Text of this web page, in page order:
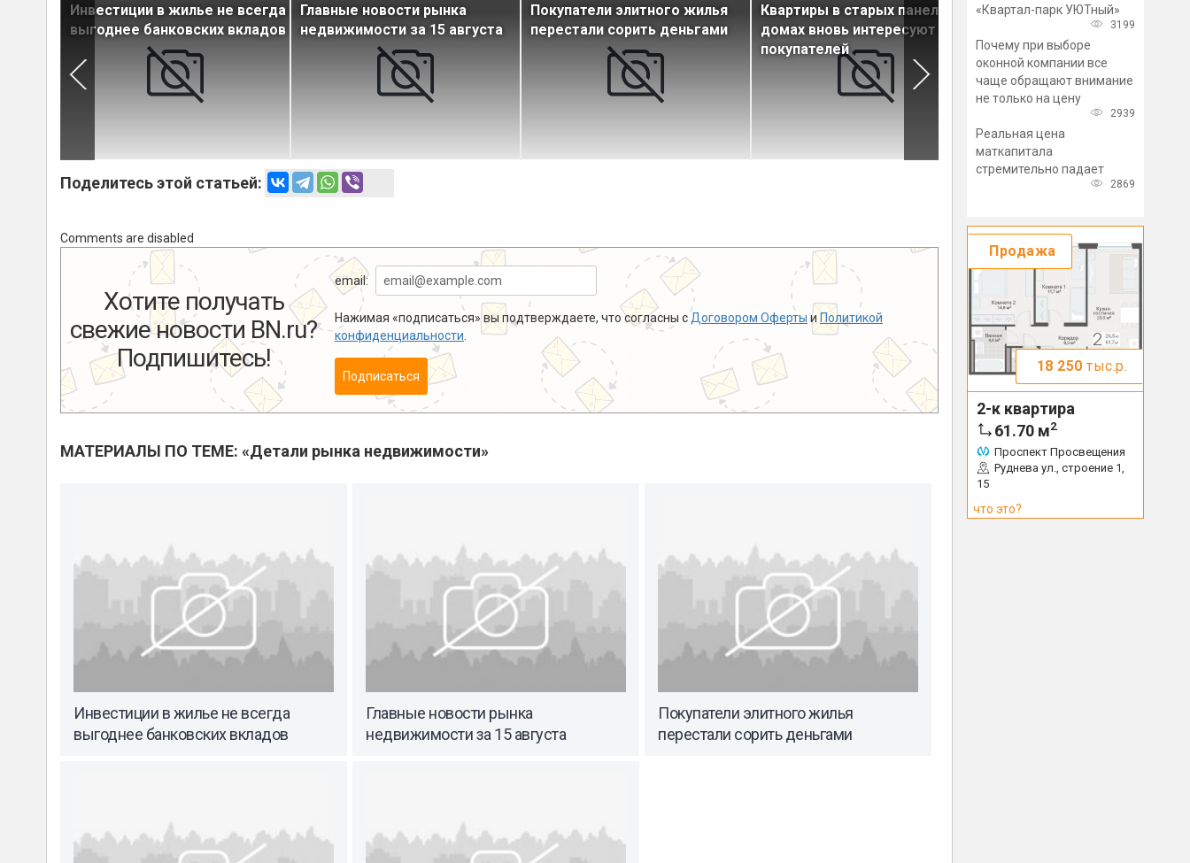
Инвестиции в жилье не всегда
выгоднее банковских вкладов
Главные новости рынка
недвижимости за 15 августа
Покупатели элитного жилья
перестали сорить деньгами
Квартиры в старых панельных
домах вновь интересуют
покупателей
После отмены долевки
строить жилье будут
лидеры отрасли
Поделитесь этой статьей:
Comments are disabled
Хотите получать
свежие новости BN.ru?
Подпишитесь!
email:
Нажимая «подписаться» вы подтверждаете, что согласны с Договором Оферты и Политикой
конфиденциальности
Подписаться
МАТЕРИАЛЫ ПО ТЕМЕ: «Детали рынка недвижимости»
Инвестиции в жилье не всегда
выгоднее банковских вкладов
Главные новости рынка
недвижимости за 15 августа
Покупатели элитного жилья
перестали сорить деньгами
«Квартал-парк УЮТный»
3199
Почему при выборе
оконной компании все
чаще обращают внимание
не только на цену
2939
Реальная цена
маткапитала
стремительно падает
2869
Продажа
18 250 тыс.р.
2-к квартира
61.70 м2
Проспект Просвещения
Руднева ул., строение 1,
15
что это?